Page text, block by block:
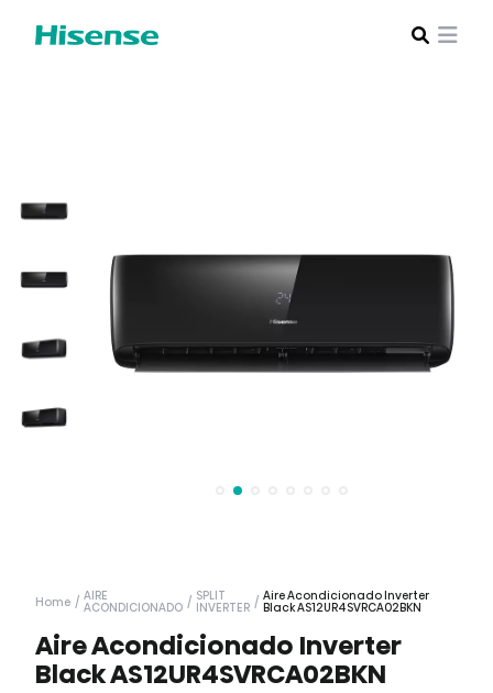
Home / AIRE
ACONDICIONADO / SPLIT
INVERTER / Aire Acondicionado Inverter
Black AS12UR4SVRCA02BKN
Aire Acondicionado Inverter
Black AS12UR4SVRCA02BKN